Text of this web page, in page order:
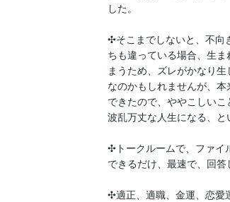
した。
✣そこまでしないと、不向
ちも違っている場合、生
まうため、ズレがかなり
なのかもしれませんが、
できたので、ややこしい
波乱万丈な人生になる、と
✣トークルームで、ファイ
できるだけ、最速で、回答
✣適正、適職、金運、恋愛